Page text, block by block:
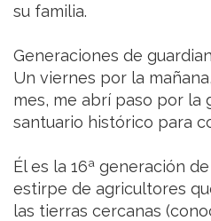
su familia.
Generaciones de
Un viernes por la
mes, me abrí paso por la
santuario histórico para
Él es la 16ª generación
estirpe de agricultores
las tierras cercanas